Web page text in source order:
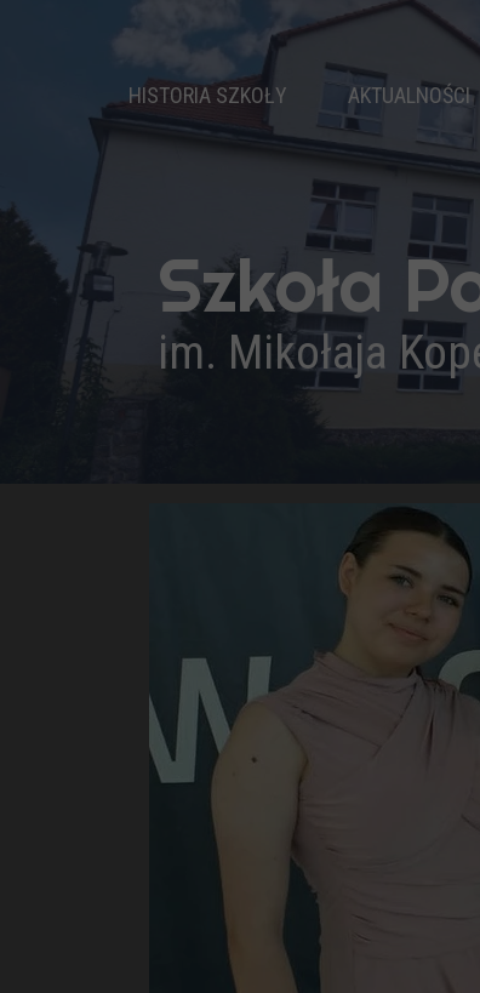
HISTORIA SZKOŁY
PRYMUSI
KADRA PEDAGOGICZNA
ADMINISTRACJA I OBSŁUGA
AKTUALNOŚCI
Szkoła
im. Mikołaja